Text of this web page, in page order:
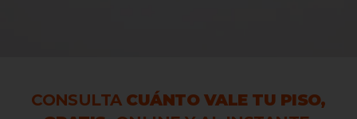
CONSULTA CUÁNTO VALE TU PISO,